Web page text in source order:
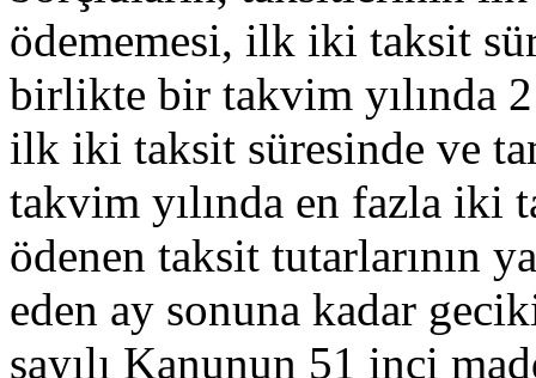
ödememesi, ilk iki taksit
birlikte bir takvim yılında
ilk iki taksit süresinde ve
takvim yılında en fazla iki
ödenen taksit tutarlarının
eden ay sonuna kadar
sayılı Kanunun 51 inci